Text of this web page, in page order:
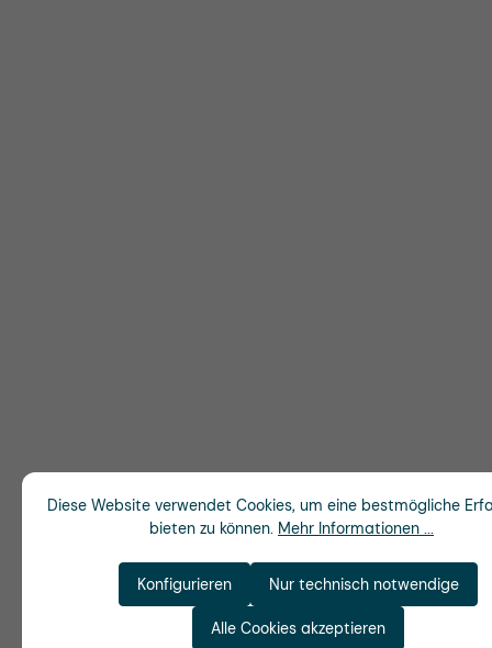
Diese Website verwendet Cookies, um eine bestmögliche
bieten zu können. Mehr Informationen ...
Nur technisch notwendige
Konfigurieren
Alle Cookies akzeptieren